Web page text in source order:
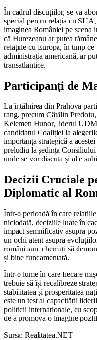
În cadrul discuțiilor, se va
special pentru relația cu
imaginea României pe scena
că Hurezeanu ar putea
relațiile cu Europa, în timp ce
administrația americană, ar
transatlantice.
Participanți de
La întâlnirea din Prahova
rang, precum Cătălin
Kelemen Hunor, liderul
candidatul Coaliției la
importanța strategică a
preludiu la ședința
unde se vor discuta și alte
Decizii Cruciale
Diplomatic al
Într-o perioadă în care
niciodată, deciziile luate în
impact semnificativ asupra
un ochi atent asupra
români sunt chemați să
și bine fundamentată.
Într-o lume în care fiecare
trebuie să își recalibreze
stabilitatea și prosperitatea
este un test al capacității
politicii internaționale, cu
de a promova o imagine
Sursa: Realitatea.NET